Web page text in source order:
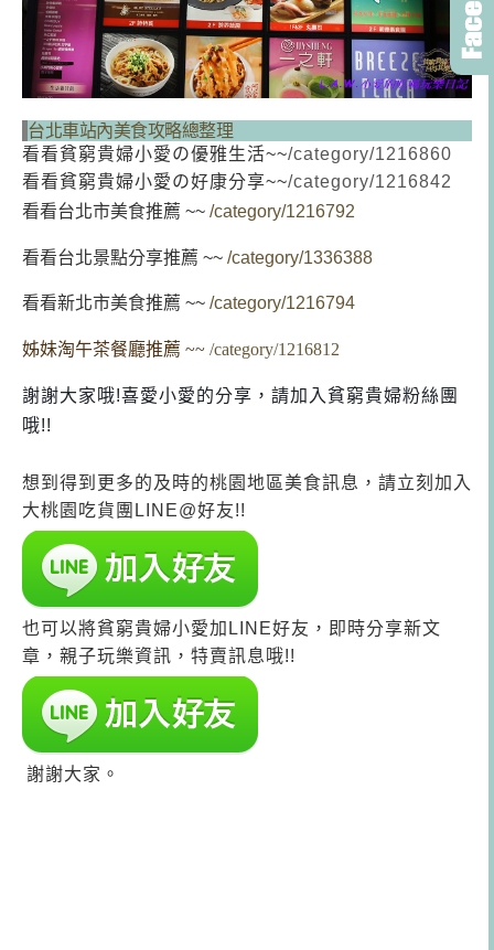
台北車站內美食攻略總整理
看看貧窮貴婦小愛の優雅生活~~/category/1216860
看看貧窮貴婦小愛の好康分享~~/category/1216842
看看台北市美食推薦 ~~ /category/1216792
看看台北景點分享推薦 ~~ /category/1336388
看看新北市美食推薦 ~~ /category/1216794
姊妹淘午茶餐廳推薦 ~~ /category/1216812
謝謝大家哦!喜愛小愛的分享，請加入貧窮貴婦粉絲團
哦!!
想到得到更多的及時的桃園地區美食訊息，請立刻加入
大桃園吃貨團LINE@好友!!
也可以將貧窮貴婦小愛加LINE好友，即時分享新文
章，親子玩樂資訊，特賣訊息哦!!
謝謝大家。